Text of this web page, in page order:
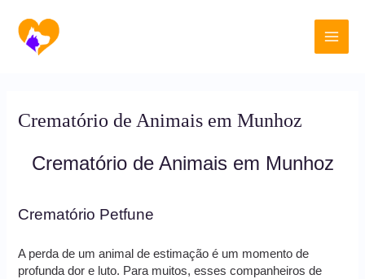
para
conteúdo
Main
Crematório de Animais em Munhoz
Crematório de Animais em Munhoz
Crematório Petfune
A perda de um animal de estimação é um momento de
profunda dor e luto. Para muitos, esses companheiros de